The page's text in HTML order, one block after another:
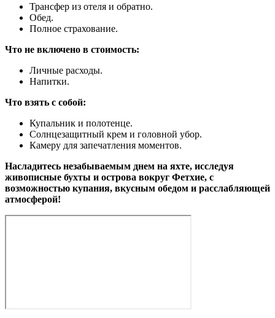
Трансфер из отеля и обратно.
Обед.
Полное страхование.
Что не включено в стоимость:
Личные расходы.
Напитки.
Что взять с собой:
Купальник и полотенце.
Солнцезащитный крем и головной убор.
Камеру для запечатления моментов.
Насладитесь незабываемым днем на яхте, исследуя
живописные бухты и острова вокруг Фетхие, с
возможностью купания, вкусным обедом и расслабляющей
атмосферой!